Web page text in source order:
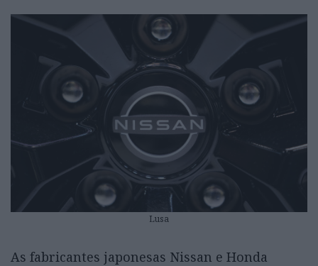
Lusa
As fabricantes japonesas Nissan e Honda